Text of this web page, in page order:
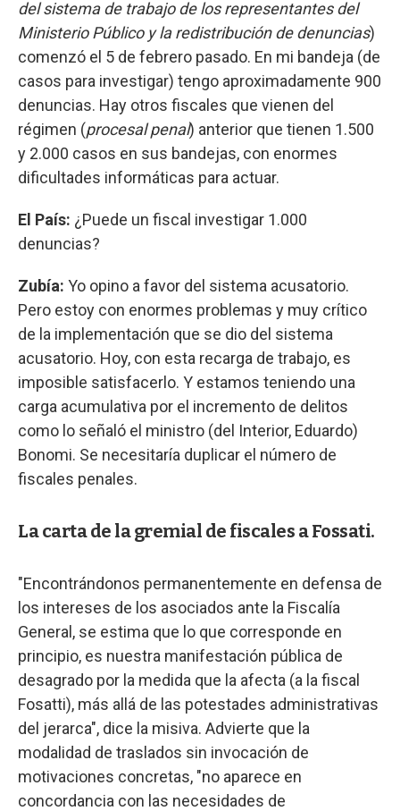
del sistema de trabajo de los representantes del
Ministerio Público y la redistribución de denuncias)
comenzó el 5 de febrero pasado. En mi bandeja (de
casos para investigar) tengo aproximadamente 900
denuncias. Hay otros fiscales que vienen del
régimen (procesal penal) anterior que tienen 1.500
y 2.000 casos en sus bandejas, con enormes
dificultades informáticas para actuar.
El País: ¿Puede un fiscal investigar 1.000
denuncias?
Zubía: Yo opino a favor del sistema acusatorio.
Pero estoy con enormes problemas y muy crítico
de la implementación que se dio del sistema
acusatorio. Hoy, con esta recarga de trabajo, es
imposible satisfacerlo. Y estamos teniendo una
carga acumulativa por el incremento de delitos
como lo señaló el ministro (del Interior, Eduardo)
Bonomi. Se necesitaría duplicar el número de
fiscales penales.
La carta de la gremial de fiscales a Fossati.
"Encontrándonos permanentemente en defensa de
los intereses de los asociados ante la Fiscalía
General, se estima que lo que corresponde en
principio, es nuestra manifestación pública de
desagrado por la medida que la afecta (a la fiscal
Fosatti), más allá de las potestades administrativas
del jerarca", dice la misiva. Advierte que la
modalidad de traslados sin invocación de
motivaciones concretas, "no aparece en
concordancia con las necesidades de